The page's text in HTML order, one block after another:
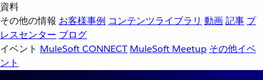
資料
その他の情報 お客様事例 コンテンツライブラリ 動画記事 プ
レスセンター ブログ
イベント MuleSoft CONNECT MuleSoft Meetup その他イベ
ント